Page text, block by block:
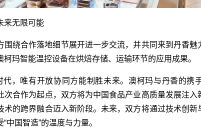
来无限可能
围绕合作落地细节展开进一步交流，并共同来到丹香魅
玛智能温控设备在烘焙存储、运输环节的应用成果。
代，唯有开放协同方能制胜未来。澳柯玛与丹香的携
次合作为起点，双方将为中国食品产业高质量发展注入
术的跨界融合迈入新阶段。未来，双方将通过技术创新
中国智造”的温度与力量。